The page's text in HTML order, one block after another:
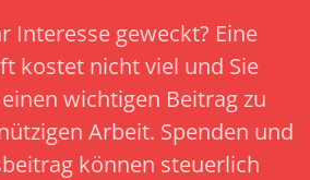
Interesse geweckt? Eine
kostet nicht viel und Sie
wichtigen Beitrag zu
Arbeit. Spenden und
können steuerlich